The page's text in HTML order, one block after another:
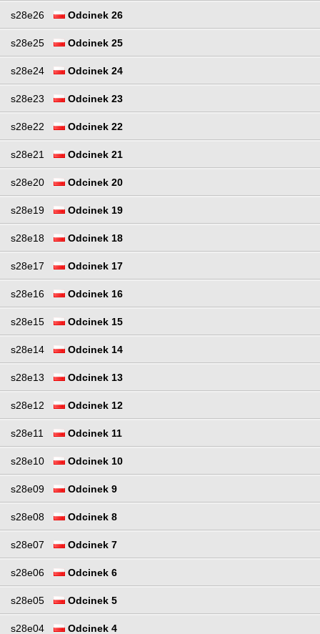
s28e26 Odcinek 26
s28e25 Odcinek 25
s28e24 Odcinek 24
s28e23 Odcinek 23
s28e22 Odcinek 22
s28e21 Odcinek 21
s28e20 Odcinek 20
s28e19 Odcinek 19
s28e18 Odcinek 18
s28e17 Odcinek 17
s28e16 Odcinek 16
s28e15 Odcinek 15
s28e14 Odcinek 14
s28e13 Odcinek 13
s28e12 Odcinek 12
s28e11 Odcinek 11
s28e10 Odcinek 10
s28e09 Odcinek 9
s28e08 Odcinek 8
s28e07 Odcinek 7
s28e06 Odcinek 6
s28e05 Odcinek 5
s28e04 Odcinek 4